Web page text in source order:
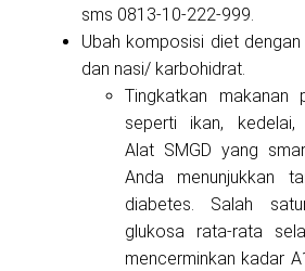
sms 0813-10-222-999.
Ubah komposisi diet
dan nasi/ karbohidrat.
Tingkatkan makanan
seperti ikan, kedelai,
Alat SMGD yang
Anda menunjukkan
diabetes. Salah
glukosa rata-rata
mencerminkan kadar